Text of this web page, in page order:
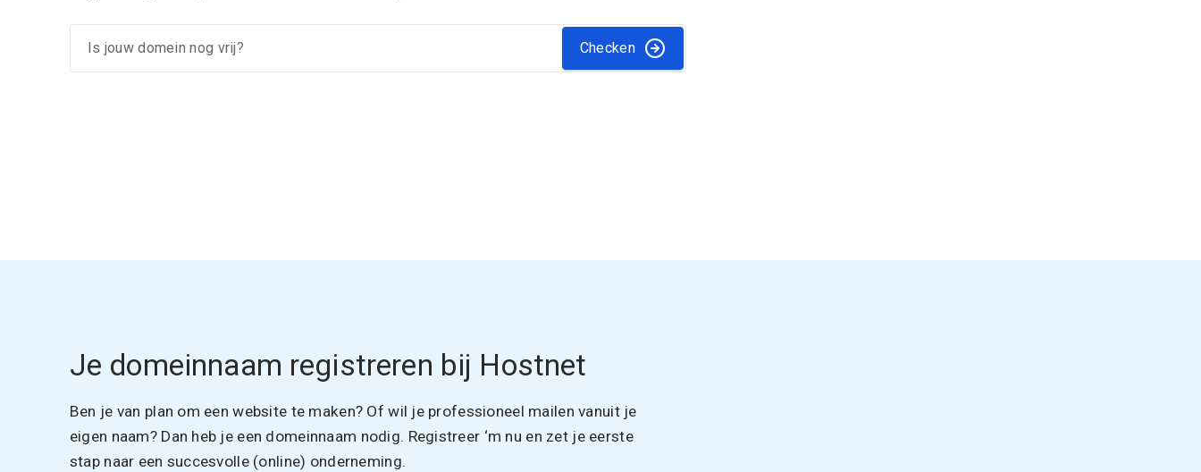
Checken
Je domeinnaam registreren bij Hostnet
Ben je van plan om een website te maken? Of wil je professioneel mailen vanuit je
eigen naam? Dan heb je een domeinnaam nodig. Registreer ‘m nu en zet je eerste
stap naar een succesvolle (online) onderneming.